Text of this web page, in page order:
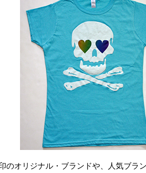
のオリジナル・ブランドや、人気ブラ